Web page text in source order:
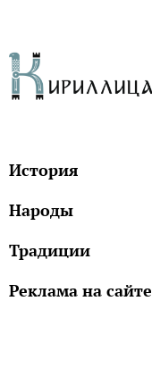
История
Народы
Традиции
Реклама на сайте